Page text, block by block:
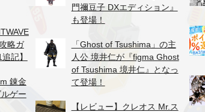
略ガ
記】
錬金
ゲー
門禰豆子 DXエディション』
も登場！
「Ghost of Tsushima」の主
人公 境井仁が『figma Ghost
of Tsushima 境井仁』となっ
て登場！
【レビュー】クレオス Mr.ス